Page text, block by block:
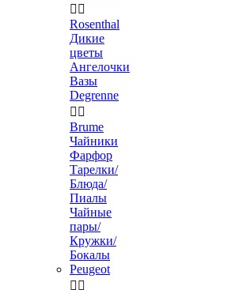
 
Rosenthal
Дикие
цветы
Ангелочки
Вазы
Degrenne
 
Brume
Чайники
Фарфор
Тарелки/
Блюда/
Пиалы
Чайные
пары/
Кружки/
Бокалы
Peugeot
 